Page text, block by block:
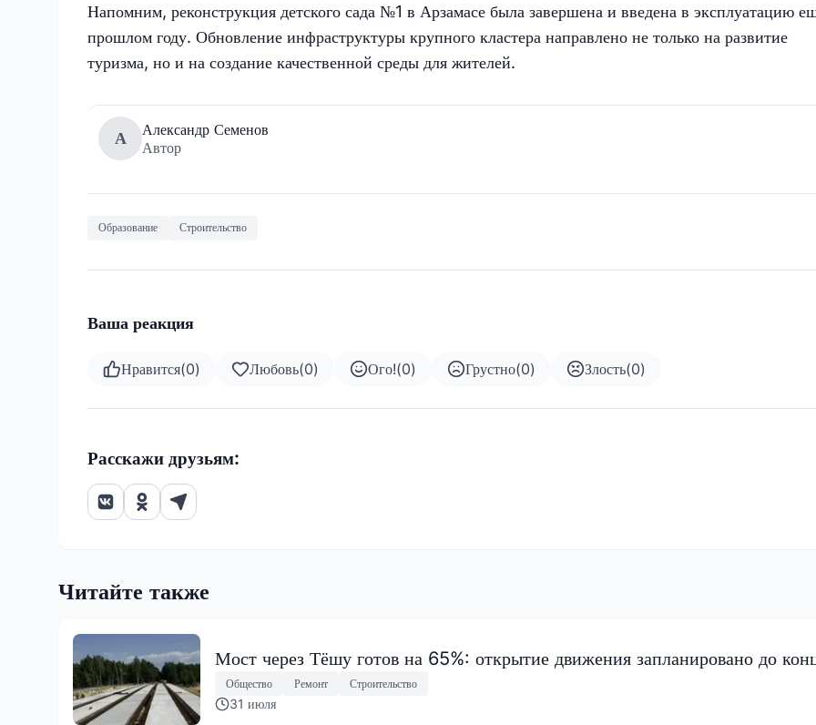
Напомним, реконструкция детского сада №1 в Арзамасе была завершена и введена в эксплуатацию
прошлом году. Обновление инфраструктуры крупного кластера направлено не только на развитие
туризма, но и на создание качественной среды для жителей.
А
Александр Семенов
Автор
Образование Строительство
Ваша реакция
Нравится(0) Любовь(0) Ого!(0) Грустно(0) Злость(0)
Расскажи друзьям:
Читайте также
Мост через Тёшу готов на 65%: открытие движения запланировано до
Общество Ремонт Строительство
31 июля